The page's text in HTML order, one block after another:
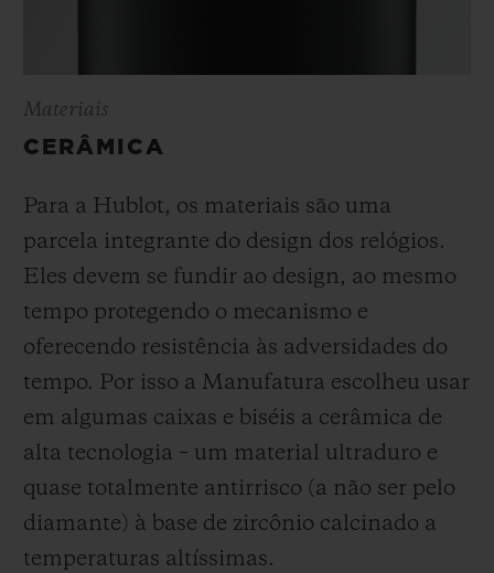
Materiais
CERÂMICA
Para a Hublot, os materiais são uma
parcela integrante do design dos relógios.
Eles devem se fundir ao design, ao mesmo
tempo protegendo o mecanismo e
oferecendo resistência às adversidades do
tempo. Por isso a Manufatura escolheu usar
em algumas caixas e biséis a cerâmica de
alta tecnologia – um material ultraduro e
quase totalmente antirrisco (a não ser pelo
diamante) à base de zircônio calcinado a
temperaturas altíssimas.